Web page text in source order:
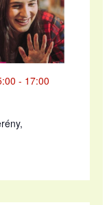
- 17:00